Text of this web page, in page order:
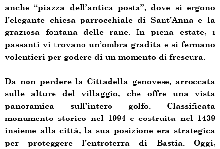
anche “piazza dell’antica posta”, dove si ergono
l’elegante chiesa parrocchiale di Sant’Anna e la
graziosa fontana delle rane. In piena estate, i
passanti vi trovano un’ombra gradita e si fermano
volentieri per godere di un momento di frescura.
Da non perdere la Cittadella genovese, arroccata
sulle alture del villaggio, che offre una vista
panoramica sull’intero golfo. Classificata
monumento storico nel 1994 e costruita nel 1439
insieme alla città, la sua posizione era strategica
per proteggere l’entroterra di Bastia. Oggi,